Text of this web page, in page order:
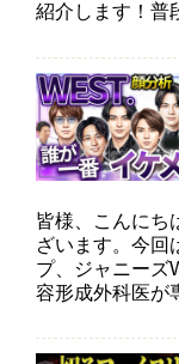
紹介します！普
皆様、こんにち
ざいます。今回
プ、ジャニーズ
容形成外科医が